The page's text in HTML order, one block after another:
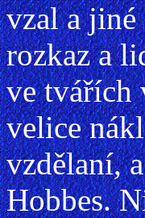
vzal a jiné
rozkaz a
ve tvářích
velice
vzdělaní,
Hobbes.